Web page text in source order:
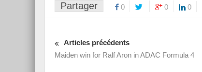
Partager 0 0 0
Articles précédents
Maiden win for Ralf Aron in ADAC Formula 4